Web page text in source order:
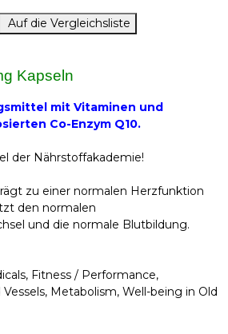
Auf die Vergleichsliste
Kapseln
mit Vitaminen und
Co-Enzym Q10.
der Nährstoffakademie!
zu einer normalen Herzfunktion
den normalen
und die normale Blutbildung.
Fitness / Performance,
Metabolism, Well-being in Old